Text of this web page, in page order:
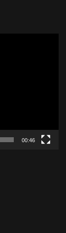
00:46